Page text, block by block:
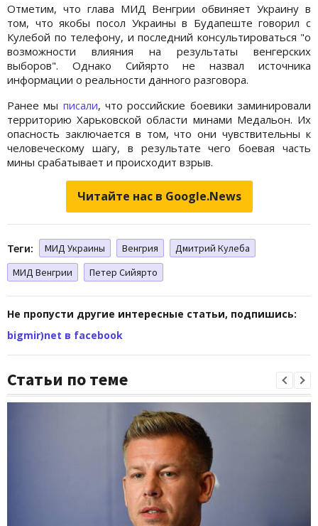
Отметим, что глава МИД Венгрии обвиняет Украину в
том, что якобы посол Украины в Будапеште говорил с
Кулебой по телефону, и последний консультироваться "о
возможности влияния на результаты венгерских
выборов". Однако Сийярто не назвал источника
информации о реальности данного разговора.
Ранее мы писали, что российские боевики заминировали
территорию Харьковской области минами Медальон. Их
опасность заключается в том, что они чувствительны к
человеческому шагу, в результате чего боевая часть
мины срабатывает и происходит взрыв.
Читайте нас в Google.News
Теги: МИД Украины Венгрия
Дмитрий Кулеба
МИД Венгрии
Петер Сийярто
Не пропусти другие интересные статьи, подпишись:
bigmir)net в facebook
Статьи по теме